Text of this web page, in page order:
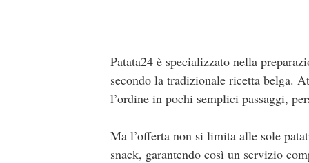
Patata24 è specializzato nella
secondo la tradizionale ricetta belga.
l’ordine in pochi semplici passaggi,
Ma l’offerta non si limita alle sole
snack, garantendo così un servizio